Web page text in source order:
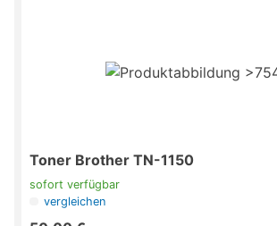
Toner Brother TN-1150
sofort verfügbar
vergleichen